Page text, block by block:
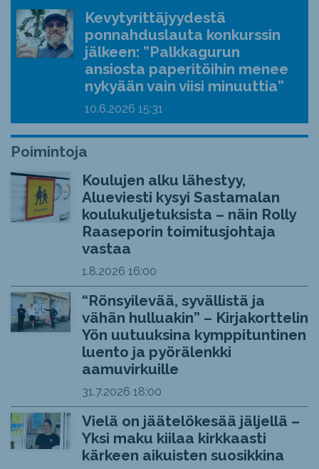
Kevytyrittäjyydestä
ponnahduslauta konkurssin
jälkeen: ”Palkkagurun
ansiosta paperitöihin menee
nykyään vain viisi minuuttia”
10.6.2026 15:31
Poimintoja
Koulujen alku lähestyy,
Alueviesti kysyi Sastamalan
koulukuljetuksista – näin Rolly
Raaseporin toimitusjohtaja
vastaa
1.8.2026 16:00
“Rönsyilevää, syvällistä ja
vähän hulluakin” – Kirjakorttelin
Yön uutuuksina kymppituntinen
luento ja pyörälenkki
aamuvirkuille
31.7.2026 18:00
Vielä on jäätelökesää jäljellä –
Yksi maku kiilaa kirkkaasti
kärkeen aikuisten suosikkina